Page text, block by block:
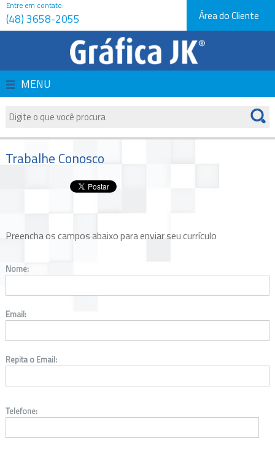
Página Inicial
Produtos
Área do Cliente
Entre em contato:
(48) 3658-2055
MENU
Trabalhe Conosco
Preencha os campos abaixo para enviar seu currículo
Nome:
Email:
Repita o Email:
Telefone: